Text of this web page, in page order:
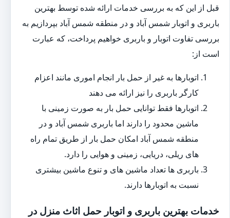
قبل از این که به بررسی خدمات ارائه شده توسط بهترین
باربری و اتوبار شمس آباد و در منطقه شمس آباد بپردازیم به
بررسی تفاوت اتوبار و باربری خواهیم پرداخت، که عبارت
است از:
اتوبارها به غیر از حمل بار انجام اموری مانند اعزام
کارگر باربری را نیز ارائه می دهند
اتوبارها فقط توانایی حمل بار به صورت زمینی با
ماشین محدود را دارند اما باربری شمس آباد و در
منطقه شمس آباد امکان حمل بار از طریق تمام راه
های ریلی، دریایی، زمینی و هوایی را دارد.
باربری ها تعداد ماشین های و تنوع ماشین بیشتری
نسبت به اتوبارها دارند.
خدمات بهترین باربری و اتوبار حمل اثاث منزل در